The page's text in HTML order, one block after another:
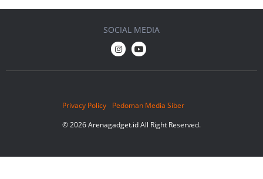
Privacy Policy
Pedoman Media Siber
© 2026 Arenagadget.id All Right Reserved.
SOCIAL MEDIA